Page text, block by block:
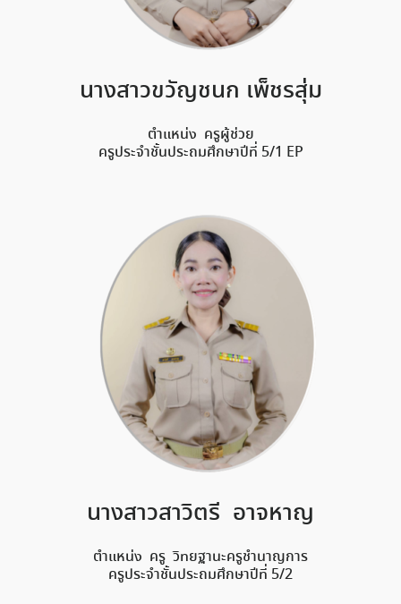
นางสาวขวัญชนก เพ็ชรสุ่ม
ตำแหน่ง ครูผู้ช่วย
ครูประจำชั้นประถมศึกษาปีที่ 5/1 EP
นางสาวสาวิตรี อาจหาญ
ตำแหน่ง ครู วิทยฐานะครูชำนาญการ
ครูประจำชั้นประถมศึกษาปีที่ 5/2